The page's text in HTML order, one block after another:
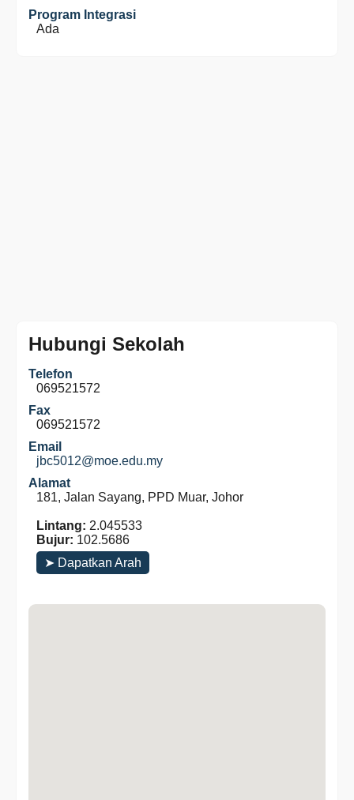
Program Integrasi
Ada
Hubungi Sekolah
Telefon
069521572
Fax
069521572
Email
jbc5012@moe.edu.my
Alamat
181, Jalan Sayang, PPD Muar, Johor
Lintang: 2.045533
Bujur: 102.5686
➤ Dapatkan Arah